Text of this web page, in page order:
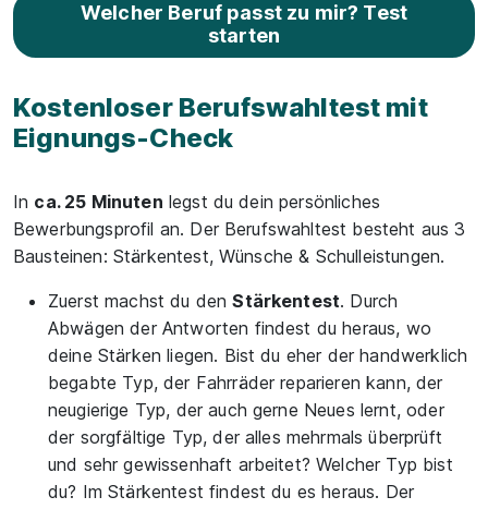
Welcher Beruf passt zu mir? Test
starten
Kostenloser Berufswahltest mit
Eignungs-Check
In ca. 25 Minuten legst du dein persönliches
Bewerbungsprofil an. Der Berufswahltest besteht aus 3
Bausteinen: Stärkentest, Wünsche & Schulleistungen.
Zuerst machst du denStärkentest. Durch
Abwägen der Antworten findest du heraus, wo
deine Stärken liegen. Bist du eher der handwerklich
begabte Typ, der Fahrräder reparieren kann, der
neugierige Typ, der auch gerne Neues lernt, oder
der sorgfältige Typ, der alles mehrmals überprüft
und sehr gewissenhaft arbeitet? Welcher Typ bist
du? Im Stärkentest findest du es heraus. Der